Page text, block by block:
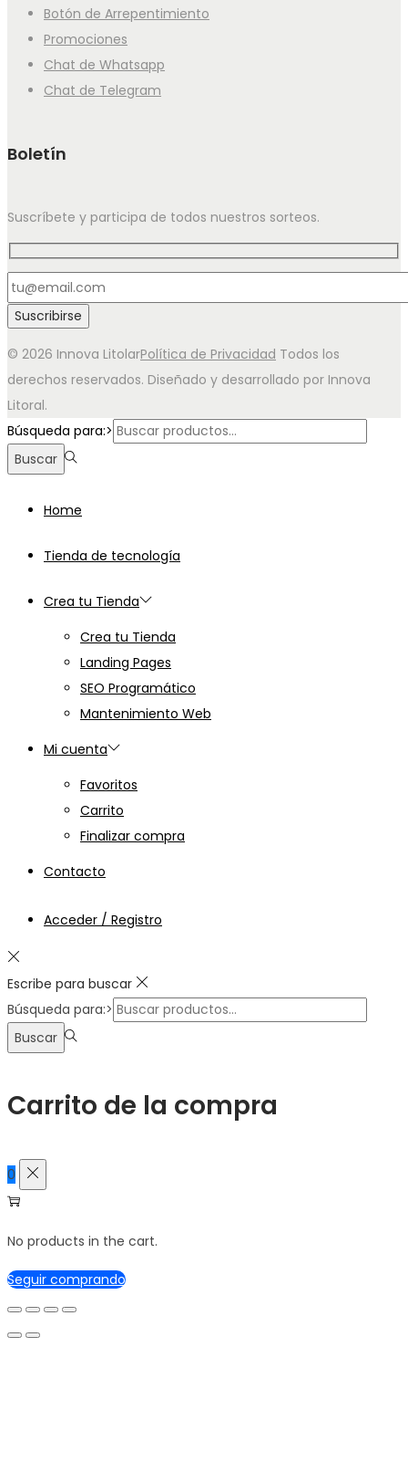
Botón de Arrepentimiento
Promociones
Chat de Whatsapp
Chat de Telegram
Boletín
Suscríbete y participa de todos nuestros sorteos.
© 2026 Innova LitolarPolítica de Privacidad Todos los
derechos reservados. Diseñado y desarrollado por Innova
Litoral.
Búsqueda para:>
Buscar
Home
Tienda de tecnología
Crea tu Tienda
Crea tu Tienda
Landing Pages
SEO Programático
Mantenimiento Web
Mi cuenta
Favoritos
Carrito
Finalizar compra
Contacto
Acceder / Registro
Escribe para buscar
Búsqueda para:>
Buscar
Carrito de la compra
0
No products in the cart.
Seguir comprando